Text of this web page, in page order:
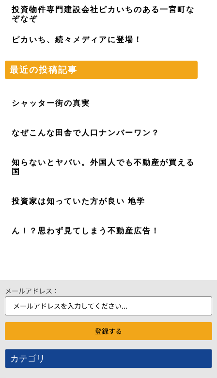
投資物件専門建設会社ピカいちのある一宮町な
ぞなぞ
ピカいち、続々メディアに登場！
最近の投稿記事
シャッター街の真実
なぜこんな田舎で人口ナンバーワン？
知らないとヤバい。外国人でも不動産が買える
国
投資家は知っていた方が良い 地学
ん！？思わず見てしまう不動産広告！
メールアドレス：
カテゴリ